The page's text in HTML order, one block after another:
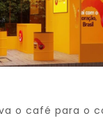
o café para o